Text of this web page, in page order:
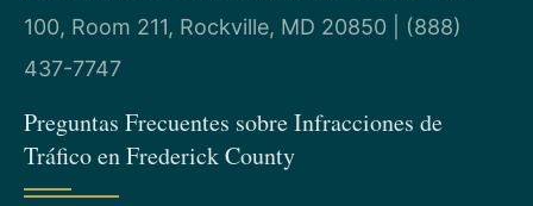
100, Room 211, Rockville, MD 20850 | (888)
437-7747
Preguntas Frecuentes sobre Infracciones de
Tráfico en Frederick County